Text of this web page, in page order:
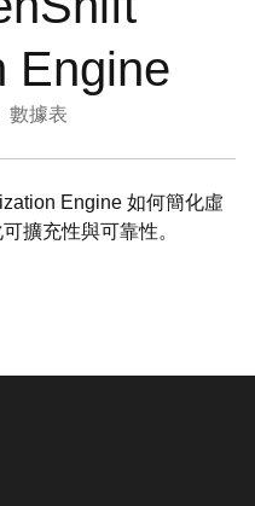
Engine
數據表
Engine 如何簡化虛
擴充性與可靠性。